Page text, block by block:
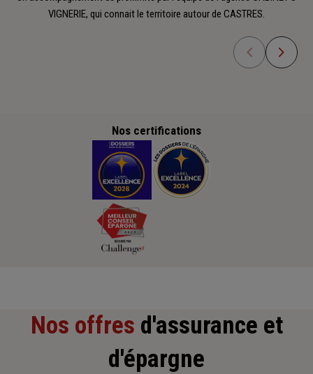
VIGNERIE, qui connait le territoire autour de CASTRES.
Nos certifications
Nos offres d'assurance et
d'épargne